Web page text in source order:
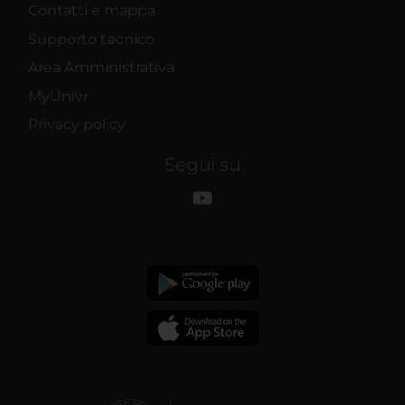
Contatti e mappa
Supporto tecnico
Area Amministrativa
MyUnivr
Privacy policy
Segui su